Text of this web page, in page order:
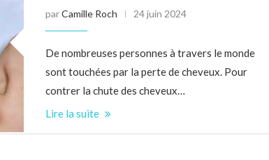
parCamille Roch 24 juin 2024
De nombreuses personnes à travers le monde
sont touchées par la perte de cheveux. Pour
contrer la chute des cheveux…
Lire la suite